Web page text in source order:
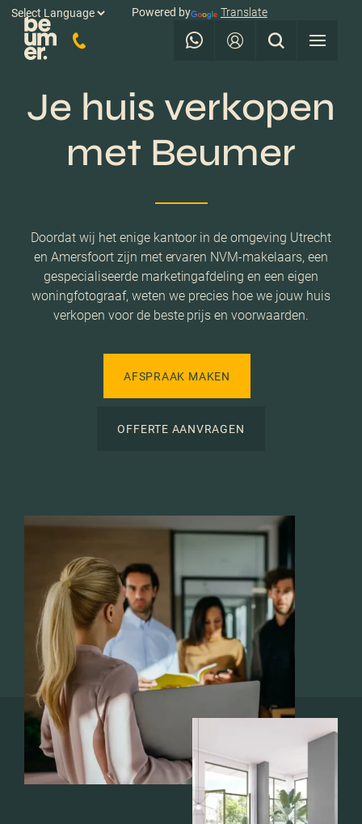
Powered by Translate
Je huis verkopen
met Beumer
Doordat wij het enige kantoor in de omgeving Utrecht
en Amersfoort zijn met ervaren NVM-makelaars, een
gespecialiseerde marketingafdeling en een eigen
woningfotograaf, weten we precies hoe we jouw huis
verkopen voor de beste prijs en voorwaarden.
AFSPRAAK MAKEN
OFFERTE AANVRAGEN